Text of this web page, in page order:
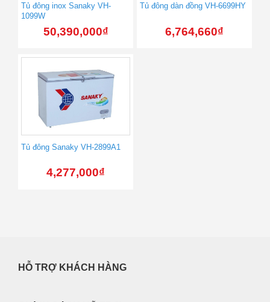
Tủ đông inox Sanaky VH-
1099W
50,390,000₫
Tủ đông dàn đồng VH-6699HY
6,764,660₫
Tủ đông Sanaky VH-2899A1
4,277,000₫
HỖ TRỢ KHÁCH HÀNG